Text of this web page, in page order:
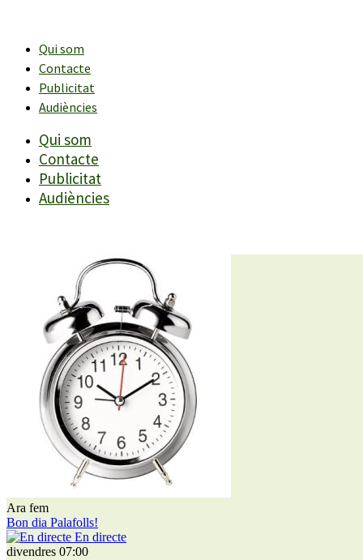
contingutQui som
Contacte
Publicitat
Audiències
Qui som
Contacte
Publicitat
Audiències
Ara fem
Bon dia Palafolls!
En directe
divendres 07:00